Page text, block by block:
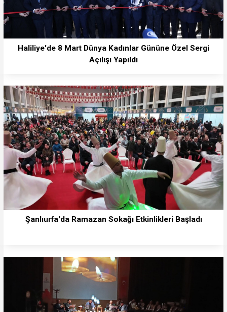
Haliliye'de 8 Mart Dünya Kadınlar Gününe Özel Sergi
Açılışı Yapıldı
Şanlıurfa'da Ramazan Sokağı Etkinlikleri Başladı